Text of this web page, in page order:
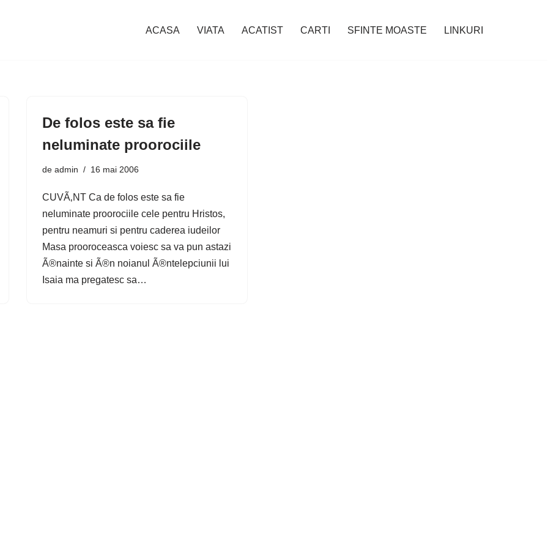
ACASA VIATA ACATIST CARTI SFINTE MOASTE LINKURI
De folos este sa fie
neluminate proorociile
de admin 16 mai 2006
CUVÃ‚NT Ca de folos este sa fie
neluminate proorociile cele pentru Hristos,
pentru neamuri si pentru caderea iudeilor
Masa prooroceasca voiesc sa va pun astazi
Ã®nainte si Ã®n noianul Ã®ntelepciunii lui
Isaia ma pregatesc sa…